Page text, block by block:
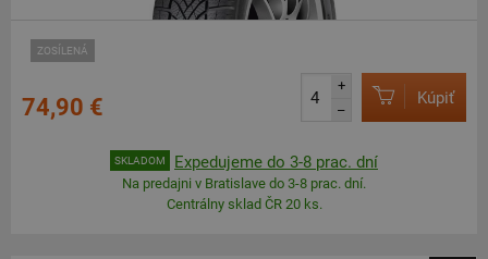
ZOSÍLENÁ
74,90 €
+
–
Kúpiť
SKLADOM Expedujeme do 3-8 prac. dní
Na predajni v Bratislave do 3-8 prac. dní.
Centrálny sklad ČR 20 ks.